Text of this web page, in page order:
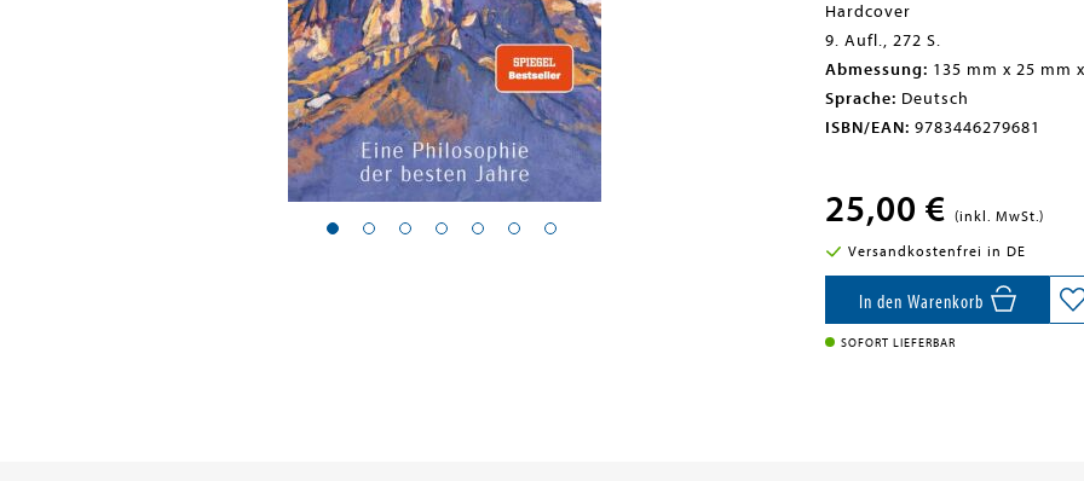
Hardcover
9. Aufl., 272 S.
Abmessung: 135 mm x 25 mm
Sprache: Deutsch
ISBN/EAN: 9783446279681
25,00 € (inkl. MwSt.)
Versandkostenfrei in DE
In den Warenkorb
SOFORT LIEFERBAR